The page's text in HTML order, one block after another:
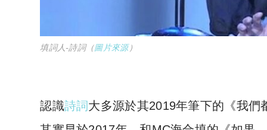
填詞人-詩詞（圖片來源）
認識詩詞大多源於其2019年筆下的《我